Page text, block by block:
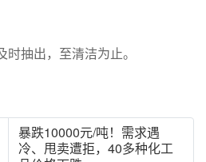
抽出，至清洁为止。
暴跌10000元/吨！需求遇
冷、甩卖遭拒，40多种化工